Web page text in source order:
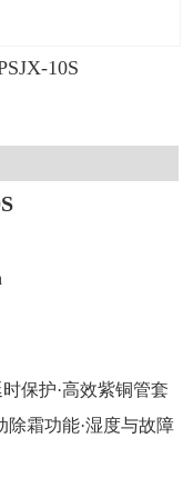
10S
保护·高效紫铜管套
除霜功能·湿度与故障